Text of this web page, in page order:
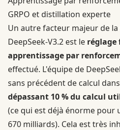
GRPO et distillation experte
Un autre facteur majeur de
DeepSeek-V3.2 est le réglage
apprentissage par
effectué. L'équipe de
sans précédent de calcul
dépassant 10 % du calcul
(ce qui est déjà énorme pour
670 milliards). Cela est très